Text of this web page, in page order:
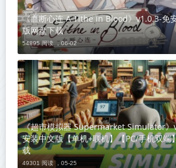
《血断心连 A Tithe in Blood》v1.0.3-免
版网盘下载
54895 阅读 ， 06-02
《超市模拟器 Supermarket Simulator》
安装中文版【单机+联机】【PC/手机双端
载
49301 阅读 ， 05-25